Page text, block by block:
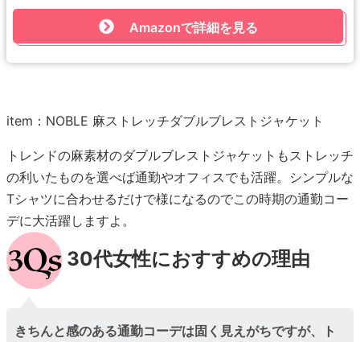
Amazonで詳細を見る
item：NOBLE 麻ストレッチダブルブレストジャケット
トレンドの麻素材のダブルブレストジャケットもストレッチ
の利いたものを選べば通勤やオフィスでも活躍。シンプルな
Tシャツに合わせるだけで様になるのでこの時期の通勤コー
デに大活躍しますよ。
30代女性におすすめの理由
きちんと感のある通勤コーデは固く見えがちですが、ト